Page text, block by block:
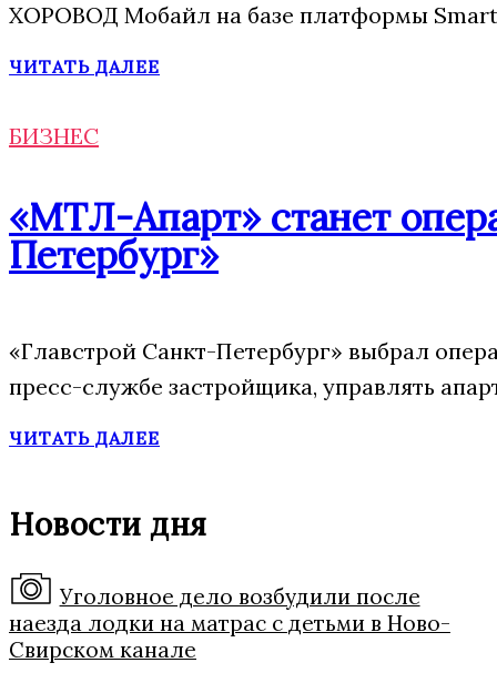
ХОРОВОД Мобайл на базе платформы Smart
ЧИТАТЬ ДАЛЕЕ
БИЗНЕС
«МТЛ-Апарт» станет
Петербург»
«Главстрой Санкт-Петербург» выбрал
пресс-службе застройщика, управлять
ЧИТАТЬ ДАЛЕЕ
Новости дня
Уголовное дело возбудили после
наезда лодки на матрас с детьми в Ново-
Свирском канале